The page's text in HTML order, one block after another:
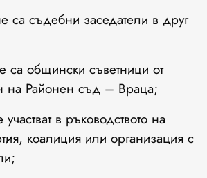
заседатели в друг
съветници от
на Районен съд – Враца;
в ръководството на
коалиция или организация с